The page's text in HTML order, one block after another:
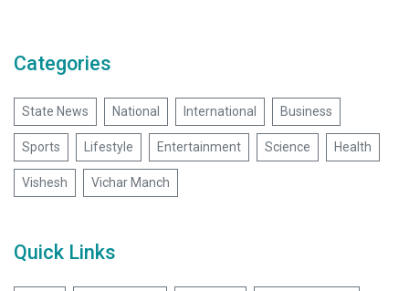
Categories
State News National International Business
Sports Lifestyle Entertainment Science Health
Vishesh Vichar Manch
Quick Links